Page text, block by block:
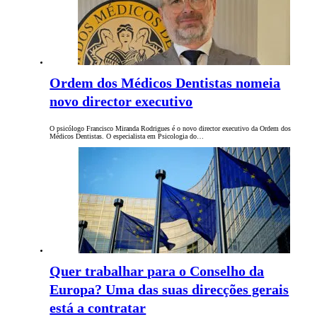
Ordem dos Médicos Dentistas nomeia
novo director executivo
O psicólogo Francisco Miranda Rodrigues é o novo director executivo da Ordem dos
Médicos Dentistas. O especialista em Psicologia do…
Quer trabalhar para o Conselho da
Europa? Uma das suas direcções gerais
está a contratar